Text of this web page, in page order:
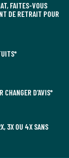
FAITES-VOUS
DE RETRAIT POUR
CHANGER D'AVIS*
3X OU 4X SANS